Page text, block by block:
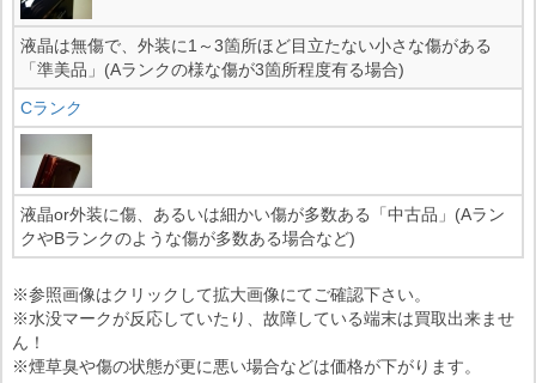
液晶は無傷で、外装に1～3箇所ほど目立たない小さな傷がある
「準美品」(Aランクの様な傷が3箇所程度有る場合)
Cランク
液晶or外装に傷、あるいは細かい傷が多数ある「中古品」(Aラン
クやBランクのような傷が多数ある場合など)
※参照画像はクリックして拡大画像にてご確認下さい。
※水没マークが反応していたり、故障している端末は買取出来ませ
ん！
※煙草臭や傷の状態が更に悪い場合などは価格が下がります。